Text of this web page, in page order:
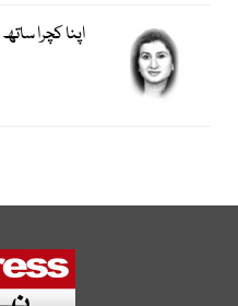
اپنا کچرا